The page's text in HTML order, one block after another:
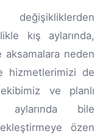
kış aylarında,
aksamalara neden
hizmetlerimizi de
ve planlı
aylarında bile
özen